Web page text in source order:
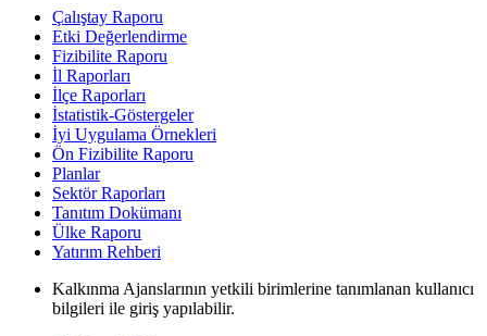
Çalıştay Raporu
Etki Değerlendirme
Fizibilite Raporu
İl Raporları
İlçe Raporları
İstatistik-Göstergeler
İyi Uygulama Örnekleri
Ön Fizibilite Raporu
Planlar
Sektör Raporları
Tanıtım Dokümanı
Ülke Raporu
Yatırım Rehberi
Kalkınma Ajanslarının yetkili birimlerine tanımlanan kullanıcı
bilgileri ile giriş yapılabilir.